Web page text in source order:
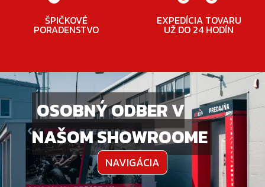
ŠPIČKOVÉ
PORADENSTVO
EXPEDÍCIA TOVARU
UŽ DO 24 HODÍN
OSOBNÝ ODBER V
NAŠOM SHOWROOME
NAVIGÁCIA